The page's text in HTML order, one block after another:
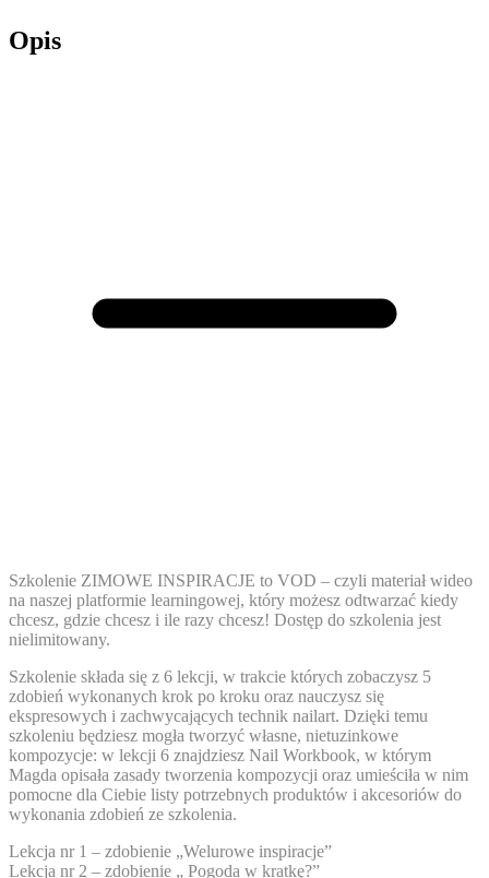
Opis
Szkolenie ZIMOWE INSPIRACJE to VOD – czyli materiał wideo
na naszej platformie learningowej, który możesz odtwarzać kiedy
chcesz, gdzie chcesz i ile razy chcesz! Dostęp do szkolenia jest
nielimitowany.
Szkolenie składa się z 6 lekcji, w trakcie których zobaczysz 5
zdobień wykonanych krok po kroku oraz nauczysz się
ekspresowych i zachwycających technik nailart. Dzięki temu
szkoleniu będziesz mogła tworzyć własne, nietuzinkowe
kompozycje: w lekcji 6 znajdziesz Nail Workbook, w którym
Magda opisała zasady tworzenia kompozycji oraz umieściła w nim
pomocne dla Ciebie listy potrzebnych produktów i akcesoriów do
wykonania zdobień ze szkolenia.
Lekcja nr 1 – zdobienie „Welurowe inspiracje”
Lekcja nr 2 – zdobienie „ Pogoda w kratkę?”